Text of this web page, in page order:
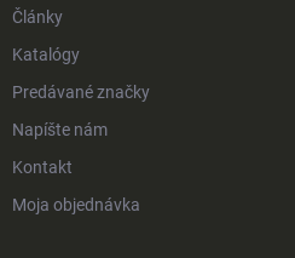
Články
Katalógy
Predávané značky
Napíšte nám
Kontakt
Moja objednávka